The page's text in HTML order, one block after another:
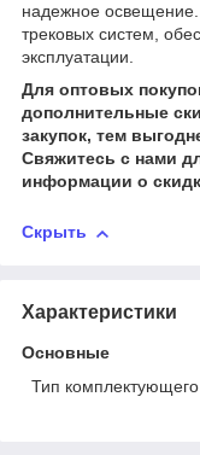
надежное
трековых систем,
эксплуатации.
Для оптовых
дополнительные
закупок, тем
Свяжитесь с нами
информации о
Скрыть
Характеристики
Основные
Тип комплектующего